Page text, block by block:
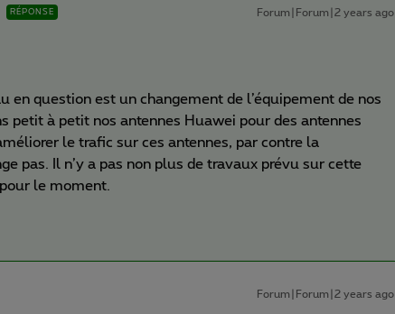
RÉPONSE Forum|Forum|2 years ago
en question est un changement de l’équipement de nos
petit à petit nos antennes Huawei pour des antennes
le trafic sur ces antennes, par contre la
pas. Il n’y a pas non plus de travaux prévu sur cette
le moment.
Forum|Forum|2 years ago